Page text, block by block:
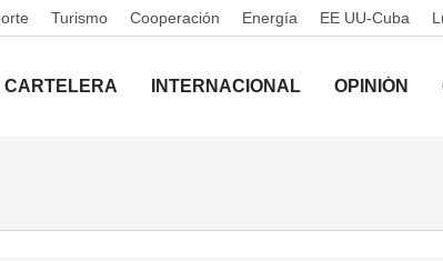
Turismo Cooperación Energía EE UU-Cuba
CARTELERA INTERNACIONAL OPINIÓN